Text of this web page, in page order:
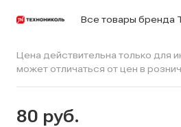
Все товары бренда
Цена действительна только для
может отличаться от цен в
80 руб.